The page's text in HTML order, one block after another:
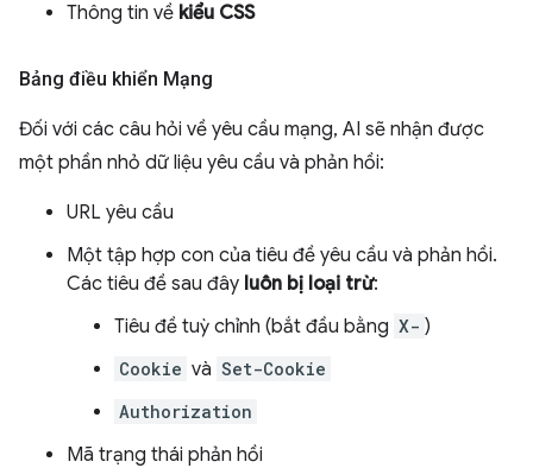
Thông tin về kiểu CSS
Bảng điều khiển Mạng
Đối với các câu hỏi về yêu cầu mạng, AI sẽ nhận được
một phần nhỏ dữ liệu yêu cầu và phản hồi:
URL yêu cầu
Một tập hợp con của tiêu đề yêu cầu và phản hồi.
Các tiêu đề sau đây luôn bị loại trừ:
Tiêu đề tuỳ chỉnh (bắt đầu bằng X- )
Cookie và Set-Cookie
Authorization
Mã trạng thái phản hồi